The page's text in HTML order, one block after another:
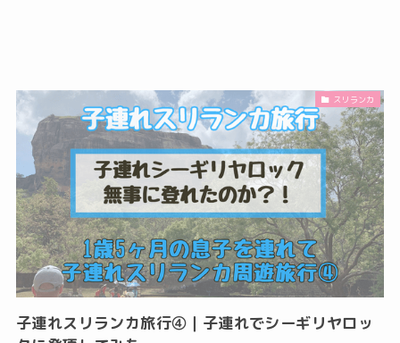
スリランカ
子連れスリランカ旅行④｜子連れでシーギリヤロッ